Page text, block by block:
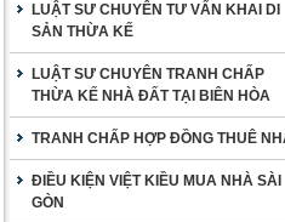
LUẬT SƯ CHUYÊN TƯ VẤN KHAI DI
SẢN THỪA KẾ
LUẬT SƯ CHUYÊN TRANH CHẤP
THỪA KẾ NHÀ ĐẤT TẠI BIÊN HÒA
TRANH CHẤP HỢP ĐỒNG THUÊ
ĐIỀU KIỆN VIỆT KIỀU MUA NHÀ SÀI
GÒN